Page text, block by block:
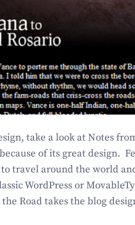
take a look at Notes
of its great design.
travel around the world
WordPress or
Road takes the blog